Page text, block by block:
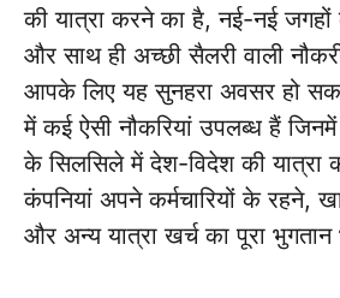
की यात्रा करने का है, नई-नई
और साथ ही अच्छी सैलरी वाली
आपके लिए यह सुनहरा अवसर हो
में कई ऐसी नौकरियां उपलब्ध हैं जिनमें
के सिलसिले में देश-विदेश की यात्रा
कंपनियां अपने कर्मचारियों के रहने,
और अन्य यात्रा खर्च का पूरा भुगतान